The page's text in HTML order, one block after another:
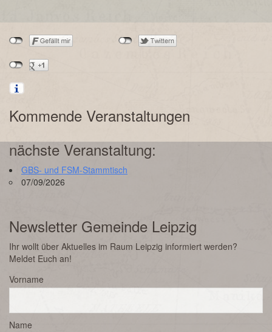
Kommende Veranstaltungen
nächste Veranstaltung:
GBS- und FSM-Stammtisch
07/09/2026
Newsletter Gemeinde Leipzig
Ihr wollt über Aktuelles im Raum Leipzig informiert werden?
Meldet Euch an!
Vorname
Name